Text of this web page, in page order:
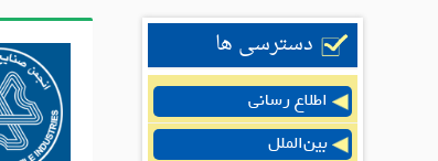
دسترسی ها
اطلاع رسانی
بین‌الملل